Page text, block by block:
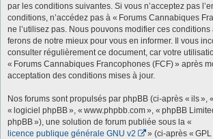
par les conditions suivantes. Si vous n’acceptez pas
conditions, n’accédez pas à « Forums Cannabiques
ne l’utilisez pas. Nous pouvons modifier ces
ferons de notre mieux pour vous en informer. Il vous
consulter régulièrement ce document, car votre
« Forums Cannabiques Francophones (FCF) » après
acceptation des conditions mises à jour.
Nos forums sont propulsés par phpBB (ci-après « ils »,
« logiciel phpBB », « www.phpbb.com », « phpBB
phpBB »), une solution de forum publiée sous la «
licence publique générale GNU v2
» (ci-après «